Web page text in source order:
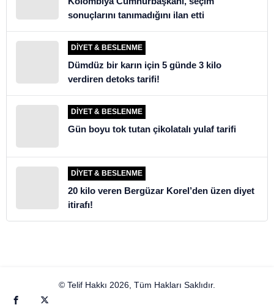
sonuçlarını tanımadığını ilan etti
DIYET & BESLENME
Dümdüz bir karın için 5 günde 3 kilo
verdiren detoks tarifi!
DIYET & BESLENME
Gün boyu tok tutan çikolatalı yulaf tarifi
DIYET & BESLENME
20 kilo veren Bergüzar Korel’den üzen diyet
itirafı!
© Telif Hakkı 2026, Tüm Hakları Saklıdır.